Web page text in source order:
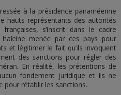
à la présidence panaméenne
hauts représentants des autorités
s’inscrit dans le cadre
haleine menée par ces pays pour
et légitimer le fait qu’ils invoquent
des sanctions pour régler des
En réalité, les prétentions de
fondement juridique et ils ne
pour rétablir les sanctions.